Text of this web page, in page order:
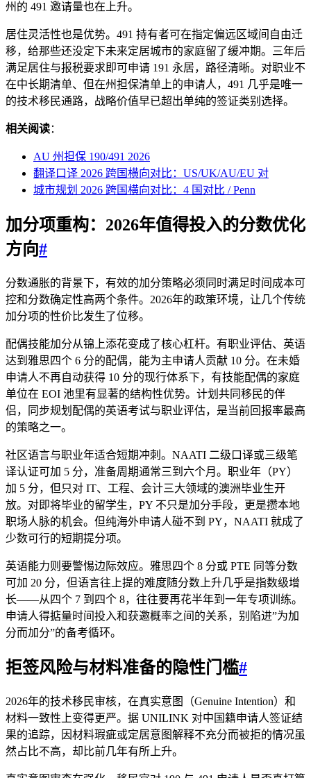
州的 491 邀请量也在上升。
居住灵活性也是优势。491 持有者可在指定偏远区域间自由迁
移，给那些还没定下未来定居城市的家庭留了缓冲期。三年后
满足居住与报税要求即可申请 191 永居，路径清晰。对职业不
在中长期清单、但在州担保清单上的申请人，491 几乎是唯一
的技术移民通路，战略价值早已超出单纯的签证类别选择。
相关阅读：
AU 州担保 190/491 2026
翻译口译 2026 跨国横向对比：US/UK/AU/EU 对
城市规划 2026 跨国横向对比：4 国对比 / Penn
加分项重构：2026年值得投入的分数优化
方向#
分数通胀的背景下，有效的加分策略必须同时满足时间成本可
控和分数确定性高两个条件。2026年的政策环境，让几个传统
加分项的性价比发生了位移。
配偶技能加分从锦上添花变成了核心杠杆。有职业评估、英语
达到雅思四个 6 分的配偶，能为主申请人贡献 10 分。在未婚
申请人不再自动获得 10 分的现行体系下，有技能配偶的家庭
单位在 EOI 池里有显著的结构性优势。计划共同移民的伴
侣，同步规划配偶的英语考试与职业评估，是当前回报率最高
的策略之一。
社区语言与职业年适合短期冲刺。NAATI 二级口译或三级笔
译认证可加 5 分，准备周期通常三到六个月。职业年（PY）
加 5 分，但只对 IT、工程、会计三大领域的澳洲毕业生开
放。对即将毕业的留学生，PY 不只是加分手段，更是攒本地
职场人脉的机会。但纯海外申请人碰不到 PY，NAATI 就成了
少数可行的短期提分项。
英语能力则要警惕边际效应。雅思四个 8 分或 PTE 同等分数
可加 20 分，但语言往上提的难度随分数上升几乎是指数级增
长——从四个 7 到四个 8，往往要再花半年到一年专项训练。
申请人得掂量时间投入和获邀概率之间的关系，别陷进”为加
分而加分”的备考循环。
拒签风险与材料准备的隐性门槛#
2026年的技术移民审核，在真实意图（Genuine Intention）和
材料一致性上变得更严。据 UNILINK 对中国籍申请人签证结
果的追踪，因材料瑕疵或定居意图解释不充分而被拒的情况虽
然占比不高，却比前几年有所上升。